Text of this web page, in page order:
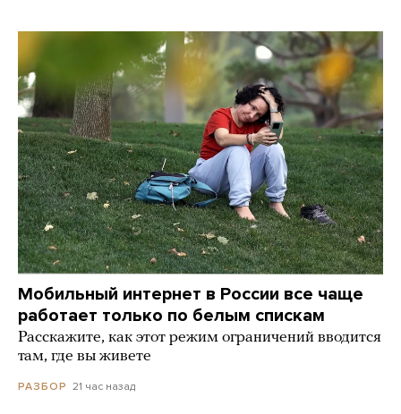
Мобильный интернет в России все чаще
работает только по белым спискам
Расскажите, как этот режим ограничений вводится
там, где вы живете
РАЗБОР 21 час назад